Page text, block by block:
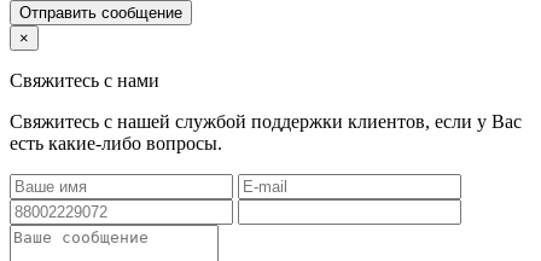
Отправить сообщение
×
Свяжитесь с нами
Свяжитесь с нашей службой поддержки клиентов, если у Вас
есть какие-либо вопросы.